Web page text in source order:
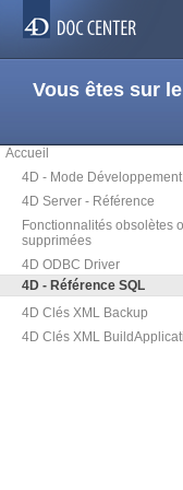
Vous êtes sur
Accueil
4D - Mode Développement
4D Server - Référence
Fonctionnalités obsolètes
supprimées
4D ODBC Driver
4D - Référence SQL
4D Clés XML Backup
4D Clés XML